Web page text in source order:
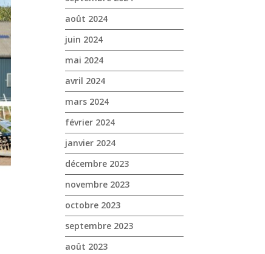
août 2024
juin 2024
mai 2024
avril 2024
mars 2024
février 2024
janvier 2024
décembre 2023
novembre 2023
octobre 2023
septembre 2023
août 2023